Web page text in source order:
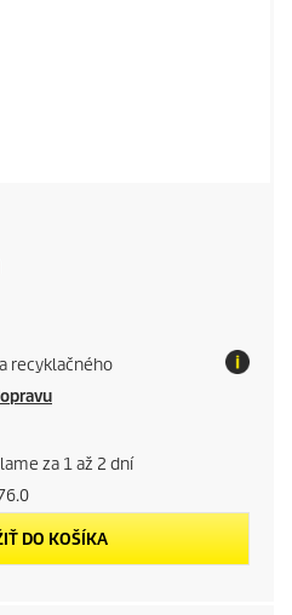
recyklačného
za 1 až 2 dní
DO KOŠÍKA